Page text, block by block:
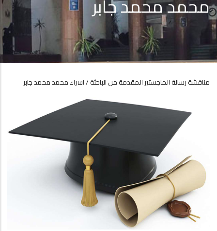
مناقشة رسالة الماجستير المقدمة من الباحثة / اسراء محمد محمد جابر